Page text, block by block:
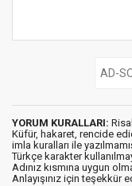
YORUM KURALLARI:
Küfür, hakaret, rencide
imla kuralları ile
Türkçe karakter
Adınız kısmına uygun
Anlayışınız için teşekkür